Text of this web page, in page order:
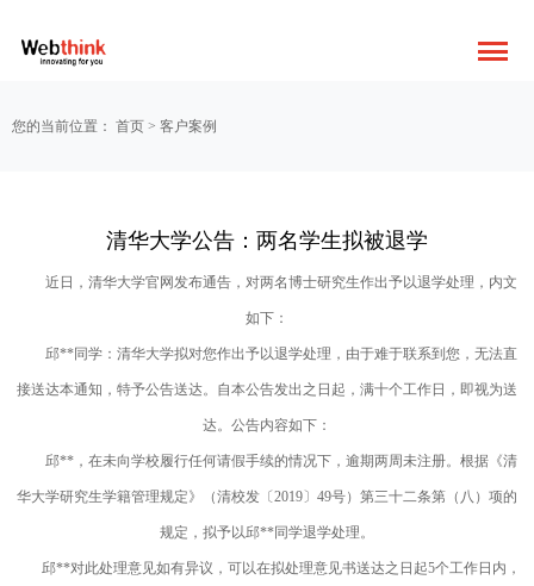
您的当前位置： 首页 > 客户案例
清华大学公告：两名学生拟被退学
近日，清华大学官网发布通告，对两名博士研究生作出予以退学处理，内文
如下：
邱**同学：清华大学拟对您作出予以退学处理，由于难于联系到您，无法直
接送达本通知，特予公告送达。自本公告发出之日起，满十个工作日，即视为送
达。公告内容如下：
邱**，在未向学校履行任何请假手续的情况下，逾期两周未注册。根据《清
华大学研究生学籍管理规定》（清校发〔2019〕49号）第三十二条第（八）项的
规定，拟予以邱**同学退学处理。
邱**对此处理意见如有异议，可以在拟处理意见书送达之日起5个工作日内，